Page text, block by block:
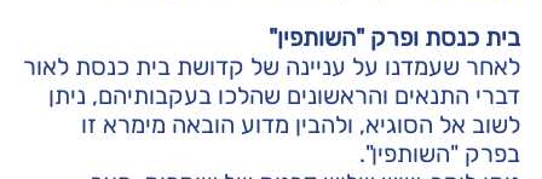
בית כנסת ופרק "השותפין"
לאחר שעמדנו על עניינה של קדושת בית כנסת לאור
דברי התנאים והראשונים שהלכו בעקבותיהם, ניתן
לשוב אל הסוגיא, ולהבין מדוע הובאה מימרא זו
בפרק "השותפין".